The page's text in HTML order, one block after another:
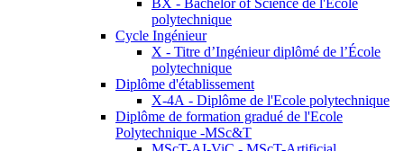
BX - Bachelor of Science de l'Ecole
polytechnique
Cycle Ingénieur
X - Titre d’Ingénieur diplômé de l’École
polytechnique
Diplôme d'établissement
X-4A - Diplôme de l'Ecole polytechnique
Diplôme de formation gradué de l'Ecole
Polytechnique -MSc&T